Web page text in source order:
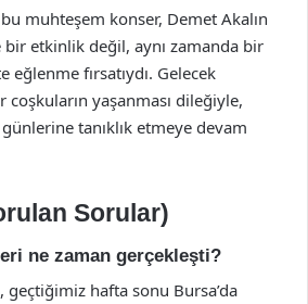
muhteşem konser, Demet Akalın
bir etkinlik değil, aynı zamanda bir
fırsatıydı. Gelecek
yaşanması dileğiyle,
tanıklık etmeye devam
Sorular)
ne zaman gerçekleşti?
geçtiğimiz hafta sonu Bursa’da